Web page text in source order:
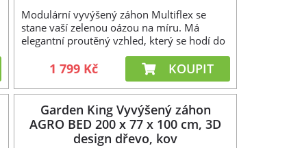
Modulární vyvýšený záhon Multiflex se
stane vaší zelenou oázou na míru. Má
elegantní proutěný vzhled, který se hodí do
1 799 Kč KOUPIT
Garden King Vyvýšený záhon
AGRO BED 200 x 77 x 100 cm, 3D
design dřevo, kov